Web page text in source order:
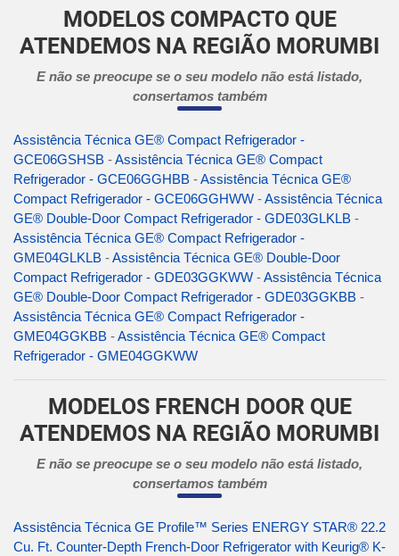
MODELOS COMPACTO QUE
ATENDEMOS NA REGIÃO MORUMBI
E não se preocupe se o seu modelo não está listado,
consertamos também
Assistência Técnica GE® Compact Refrigerador -
GCE06GSHSB -Assistência Técnica GE® Compact
Refrigerador - GCE06GGHBB -Assistência Técnica GE®
Compact Refrigerador - GCE06GGHWW -Assistência Técnica
GE® Double-Door Compact Refrigerador - GDE03GLKLB -
Assistência Técnica GE® Compact Refrigerador -
GME04GLKLB -Assistência Técnica GE® Double-Door
Compact Refrigerador - GDE03GGKWW -Assistência Técnica
GE® Double-Door Compact Refrigerador - GDE03GGKBB -
Assistência Técnica GE® Compact Refrigerador -
GME04GGKBB -Assistência Técnica GE® Compact
Refrigerador - GME04GGKWW
MODELOS FRENCH DOOR QUE
ATENDEMOS NA REGIÃO MORUMBI
E não se preocupe se o seu modelo não está listado,
consertamos também
Assistência Técnica GE Profile™ Series ENERGY STAR® 22.2
Cu. Ft. Counter-Depth French-Door Refrigerator with Keurig® K-